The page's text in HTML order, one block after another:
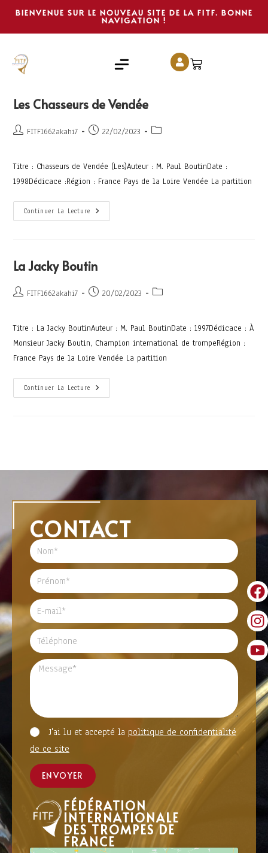
BIENVENUE SUR LE NOUVEAU SITE DE LA FITF. BONNE
NAVIGATION !
Les Chasseurs de Vendée
FITF1662akahi7 22/02/2023
Titre : Chasseurs de Vendée (Les)Auteur : M. Paul BoutinDate :
1998Dédicace :Région : France Pays de la Loire Vendée La partition
Continuer La Lecture
La Jacky Boutin
FITF1662akahi7 20/02/2023
Titre : La Jacky BoutinAuteur : M. Paul BoutinDate : 1997Dédicace : À
Monsieur Jacky Boutin, Champion international de trompeRégion :
France Pays de la Loire Vendée La partition
Continuer La Lecture
CONTACT
J'ai lu et accepté la politique de confidentialité
de ce site
ENVOYER
FÉDÉRATION
INTERNATIONALE
DES TROMPES DE
FRANCE